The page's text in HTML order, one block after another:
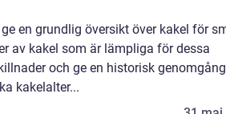
en grundlig översikt över kakel för
av kakel som är lämpliga för dessa
och ge en historisk
kakelalter...